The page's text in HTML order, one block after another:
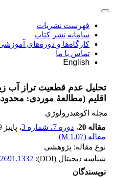
فهرست نشریات
سامانه نشر کتاب
کارگاه‌ها و دوره‌های
تماس با ما
English
تحلیل عدم قطعیت تراز آب
اقلیم (مطالعۀ موردی:
مجله اکوهیدرولوژی
مقاله 20
، دوره 7، شماره 3 ، پاییز 1399
مقاله (1.07 M
)
نوع مقاله: پژوهشی
شناسه دیجیتال (DOI):
نویسندگان